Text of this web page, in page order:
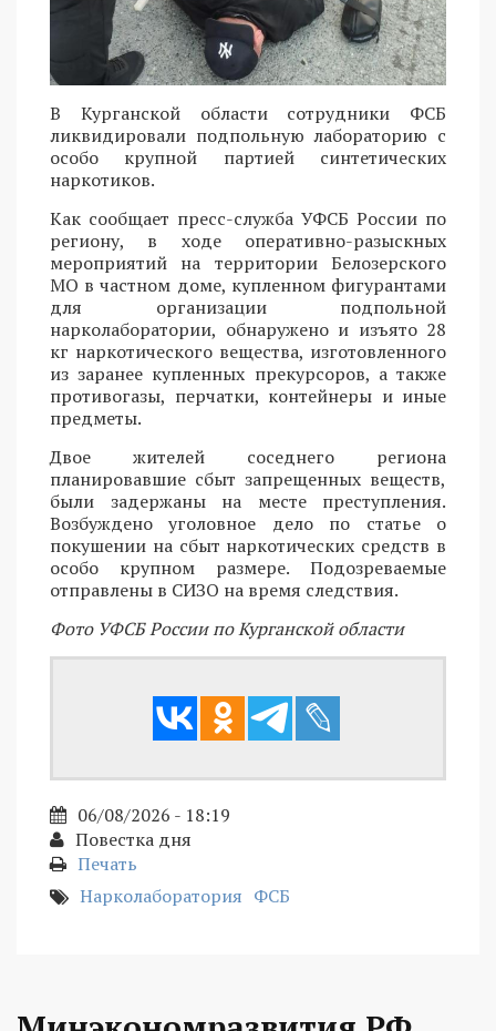
В Курганской области сотрудники ФСБ
ликвидировали подпольную лабораторию с
особо крупной партией синтетических
наркотиков.
Как сообщает пресс-служба УФСБ России по
региону, в ходе оперативно-разыскных
мероприятий на территории Белозерского
МО в частном доме, купленном фигурантами
для организации подпольной
нарколаборатории, обнаружено и изъято 28
кг наркотического вещества, изготовленного
из заранее купленных прекурсоров, а также
противогазы, перчатки, контейнеры и иные
предметы.
Двое жителей соседнего региона
планировавшие сбыт запрещенных веществ,
были задержаны на месте преступления.
Возбуждено уголовное дело по статье о
покушении на сбыт наркотических средств в
особо крупном размере. Подозреваемые
отправлены в СИЗО на время следствия.
Фото УФСБ России по Курганской области
06/08/2026 - 18:19
Повестка дня
Печать
Нарколаборатория ФСБ